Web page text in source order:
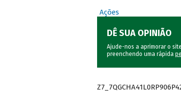
Ações
DÊ SUA OPINIÃO
Ajude-nos a aprimorar o site
preenchendo uma rápida